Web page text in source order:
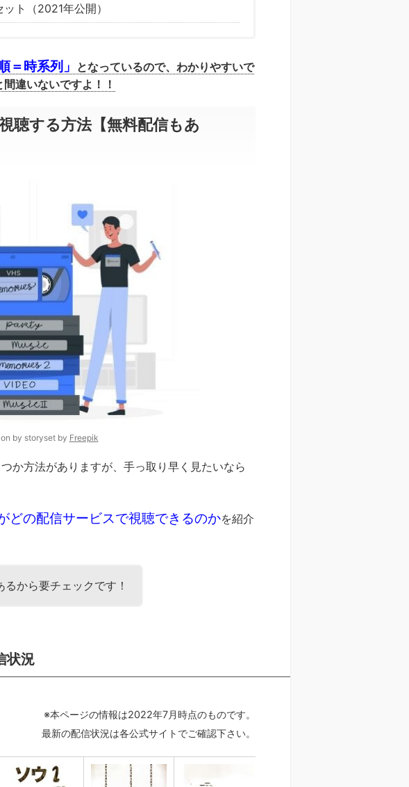
ト（2021年公開）
＝時系列」 となっているので、わかりやすいで
違いないですよ！！
聴する方法【無料配信もあ
by storyset by Freepik
か方法がありますが、手っ取り早く見たいなら
どの配信サービスで視聴できるのかを紹介
るから要チェックです！
状況
※本ページの情報は2022年7月時点のものです。
最新の配信状況は各公式サイトでご確認下さい。